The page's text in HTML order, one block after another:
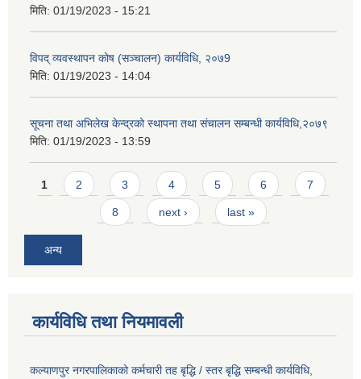
मिति: 01/19/2023 - 15:21
विपद् व्यवस्थापन कोष (सञ्चालन) कार्यविधि, २०७9
मिति: 01/19/2023 - 14:04
सूचना तथा अभिलेख केन्द्रको स्थापना तथा संचालन सम्बन्धी कार्यविधि,२०७९
मिति: 01/19/2023 - 13:59
Pages
1 2 3 4 5 6 7
8 next › last »
अन्य
कार्यविधि तथा नियमावली
कल्याणपुर नगरपालिकाको कर्मचारी तह बृद्धि / स्तर बृद्धि सम्बन्धी कार्यविधि,